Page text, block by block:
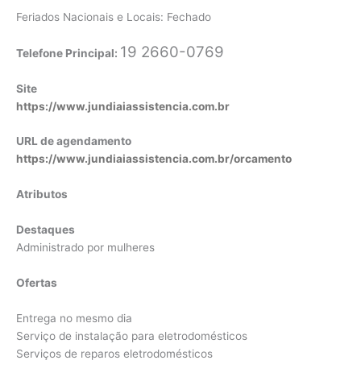
Feriados Nacionais e Locais: Fechado
Telefone Principal: 19 2660-0769
Site
https://www.jundiaiassistencia.com.br
URL de agendamento
https://www.jundiaiassistencia.com.br/orcamento
Atributos
Destaques
Administrado por mulheres
Ofertas
Entrega no mesmo dia
Serviço de instalação para eletrodomésticos
Serviços de reparos eletrodomésticos